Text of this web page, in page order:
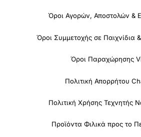
Όροι Αγορών, Αποστολών &
Όροι Συμμετοχής σε Παιχνίδια
Όροι Παραχώρησης
Πολιτική Απορρήτου
Πολιτική Χρήσης Τεχνητής
Προϊόντα Φιλικά προς το